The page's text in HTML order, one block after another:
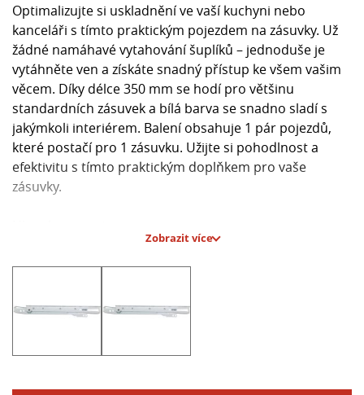
Optimalizujte si uskladnění ve vaší kuchyni nebo
kanceláři s tímto praktickým pojezdem na zásuvky. Už
žádné namáhavé vytahování šuplíků – jednoduše je
vytáhněte ven a získáte snadný přístup ke všem vašim
věcem. Díky délce 350 mm se hodí pro většinu
standardních zásuvek a bílá barva se snadno sladí s
jakýmkoli interiérem. Balení obsahuje 1 pár pojezdů,
které postačí pro 1 zásuvku. Užijte si pohodlnost a
efektivitu s tímto praktickým doplňkem pro vaše
zásuvky.
- Barva: Bílá
Zobrazit více